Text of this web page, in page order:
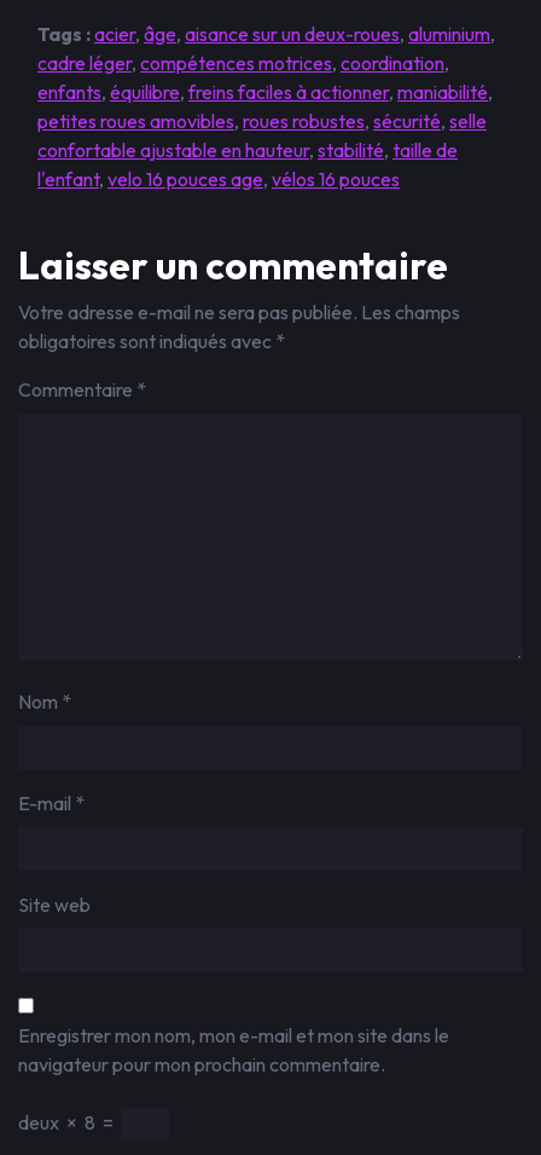
Tags :acier, âge, aisance sur un deux-roues, aluminium,
cadre léger, compétences motrices, coordination,
enfants, équilibre,freins faciles à actionner, maniabilité,
petites roues amovibles, roues robustes, sécurité, selle
confortable ajustable en hauteur, stabilité, taille de
l'enfant, velo 16 pouces age, vélos 16 pouces
Laisser un commentaire
Votre adresse e-mail ne sera pas publiée. Les champs
obligatoires sont indiqués avec *
Commentaire *
Nom *
E-mail *
Site web
Enregistrer mon nom, mon e-mail et mon site dans le
navigateur pour mon prochain commentaire.
deux × 8 =